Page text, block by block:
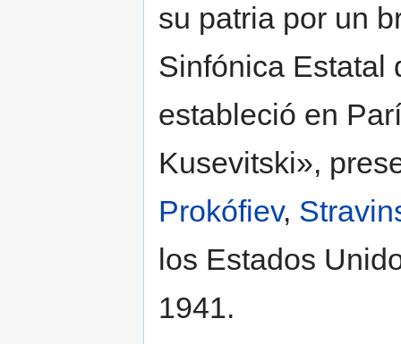
su patria por un
Sinfónica Estatal
estableció en
Kusevitski»,
Prokófiev,
los Estados
1941.